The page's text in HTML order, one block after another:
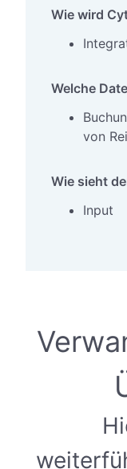
Wie wird
Welche
von
Wie sieht
Input